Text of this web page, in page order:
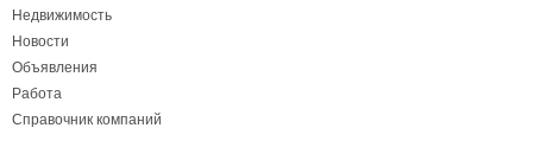
Недвижимость
Новости
Объявления
Работа
Справочник компаний